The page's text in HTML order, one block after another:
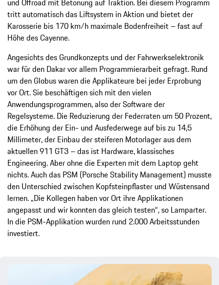
tritt automatisch das Liftsystem in Aktion und bietet der
Karosserie bis 170 km/h maximale Bodenfreiheit – fast auf
Höhe des Cayenne.
Angesichts des Grundkonzepts und der Fahrwerkselektronik
war für den Dakar vor allem Programmierarbeit gefragt. Rund
um den Globus waren die Applikateure bei jeder Erprobung
vor Ort. Sie beschäftigen sich mit den vielen
Anwendungsprogrammen, also der Software der
Regelsysteme. Die Reduzierung der Federraten um 50 Prozent,
die Erhöhung der Ein- und Ausfederwege auf bis zu 14,5
Millimeter, der Einbau der steiferen Motorlager aus dem
aktuellen 911 GT3 – das ist Hardware, klassisches
Engineering. Aber ohne die Experten mit dem Laptop geht
nichts. Auch das PSM (Porsche Stability Management) musste
den Unterschied zwischen Kopfsteinpflaster und Wüstensand
lernen. „Die Kollegen haben vor Ort ihre Applikationen
angepasst und wir konnten das gleich testen“, so Lamparter.
In die PSM-Applikation wurden rund 2.000 Arbeitsstunden
investiert.